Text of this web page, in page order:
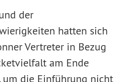
der
hatten sich
Vertreter in Bezug
am Ende
um die Einführung nicht